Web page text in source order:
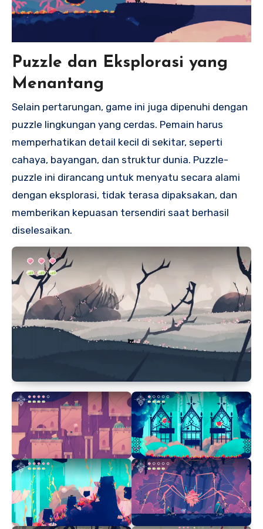
Puzzle dan Eksplorasi yang
Menantang
Selain pertarungan, game ini juga dipenuhi dengan
puzzle lingkungan yang cerdas. Pemain harus
memperhatikan detail kecil di sekitar, seperti
cahaya, bayangan, dan struktur dunia. Puzzle-
puzzle ini dirancang untuk menyatu secara alami
dengan eksplorasi, tidak terasa dipaksakan, dan
memberikan kepuasan tersendiri saat berhasil
diselesaikan.